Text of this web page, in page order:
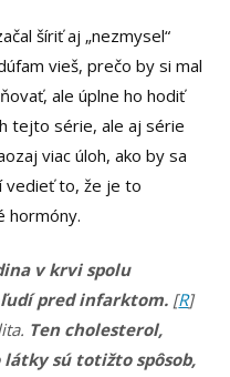
šíriť aj „nezmysel“
vieš, prečo by si mal
ale úplne ho hodiť
tejto série, ale aj série
viac úloh, ako by sa
vedieť to, že je to
hormóny.
v krvi spolu
pred infarktom. [R]
Ten cholesterol,
sú totižto spôsob,